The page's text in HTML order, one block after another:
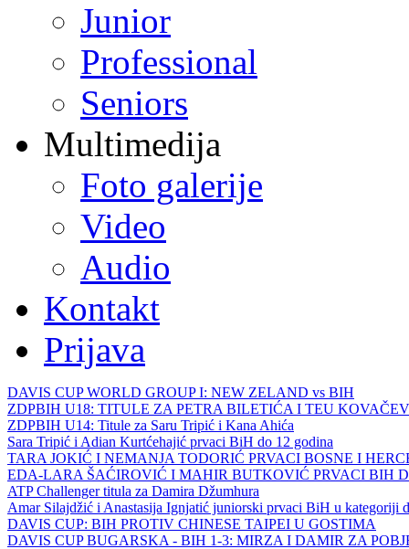
Junior
Professional
Seniors
Multimedija
Foto galerije
Video
Audio
Kontakt
Prijava
DAVIS CUP WORLD GROUP I: NEW ZELAND vs BIH
ZDPBIH U18: TITULE ZA PETRA BILETIĆA I TEU
ZDPBIH U14: Titule za Saru Tripić i Kana Ahića
Sara Tripić i Adian Kurtćehajić prvaci BiH do 12 godina
TARA JOKIĆ I NEMANJA TODORIĆ PRVACI BOSNE I
EDA-LARA ŠAĆIROVIĆ I MAHIR BUTKOVIĆ PRVACI BIH
ATP Challenger titula za Damira Džumhura
Amar Silajdžić i Anastasija Ignjatić juniorski prvaci BiH u kategoriji
DAVIS CUP: BIH PROTIV CHINESE TAIPEI U GOSTIMA
DAVIS CUP BUGARSKA - BIH 1-3: MIRZA I DAMIR ZA